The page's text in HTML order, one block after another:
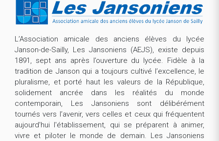
L’Association amicale des anciens élèves du lycée
Janson-de-Sailly, Les Jansoniens (AEJS), existe depuis
1891, sept ans après l’ouverture du lycée. Fidèle à la
tradition de Janson qui a toujours cultivé l’excellence, le
pluralisme, et porté haut les valeurs de la République,
solidement ancrée dans les réalités du monde
contemporain, Les Jansoniens sont délibérément
tournés vers l’avenir, vers celles et ceux qui fréquentent
aujourd'hui l'établissement, qui se préparent à animer,
vivre et piloter le monde de demain. Les Jansoniens